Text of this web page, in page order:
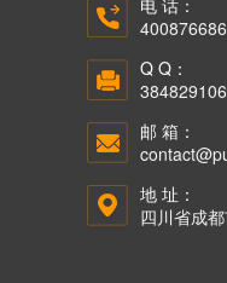
电 话：
Q Q：
邮 箱：
地 址：
四川省成